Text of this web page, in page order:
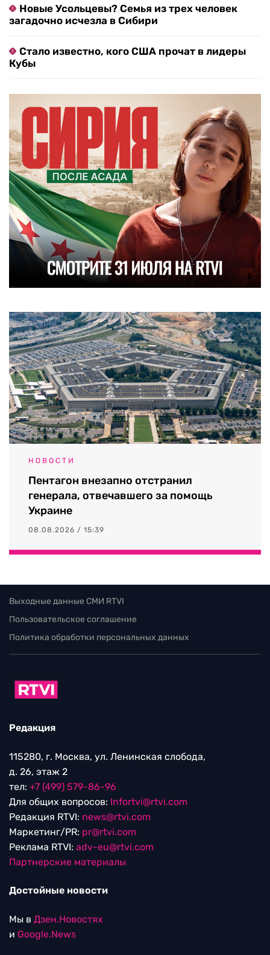
Новые Усольцевы? Семья из трех человек
загадочно исчезла в Сибири
Стало известно, кого США прочат в лидеры
Кубы
НОВОСТИ
Пентагон внезапно отстранил
генерала, отвечавшего за помощь
Украине
08.08.2026 / 15:39
Выходные данные СМИ RTVI
Пользовательское соглашение
Политика обработки персональных данных
Редакция
115280, г. Москва, ул. Ленинская слобода,
д. 26, этаж 2
тел: +7 (499) 579-86-96
Для общих вопросов: Infortvi@rtvi.com
Редакция RTVI: news@rtvi.com
Маркетинг/PR: pr@rtvi.com
Реклама RTVI: adv-eu@rtvi.com
Партнерские материалы
Достойные новости
Мы в Дзен.Новостях
и Google.News